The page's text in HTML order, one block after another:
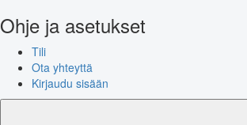
Ohje ja asetukset
Tili
Ota yhteyttä
Kirjaudu sisään